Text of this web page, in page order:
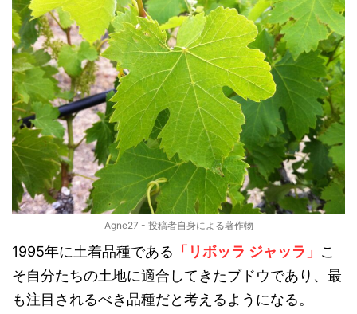
Agne27 - 投稿者自身による著作物
1995年に土着品種である 「リボッラ ジャッラ」 こ
そ自分たちの土地に適合してきたブドウであり、最
も注目されるべき品種だと考えるようになる。